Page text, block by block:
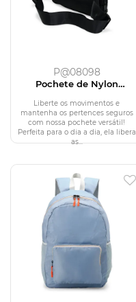
P@08098
Pochete de Nylon
Liberte os movimentos e
mantenha os pertences seguros
com nossa pochete versátil!
Perfeita para o dia a dia, ela libera
as...